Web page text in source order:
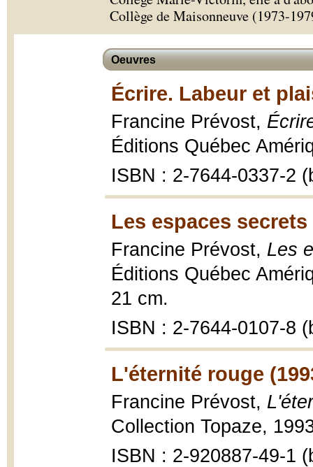
Collège de Maisonneuve (1973-
Oeuvres
Écrire. Labeur et
Francine Prévost,
Éditions Québec
ISBN : 2-7644-0337-2
Les espaces secrets
Francine Prévost, Les
Éditions Québec
21 cm.
ISBN : 2-7644-0107-8
L'éternité rouge
Francine Prévost,
Collection Topaze,
ISBN : 2-920887-49-1